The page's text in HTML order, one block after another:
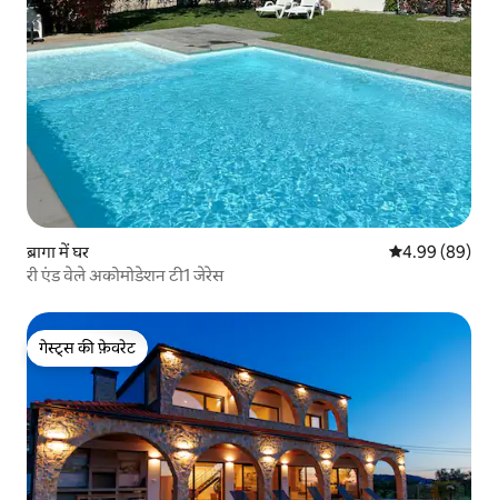
ब्रागा में घर औसत रेटिंग 5 में
4.99 (89)
री एंड वेले अकोमोडेशन टी1 जेरेस
गेस्ट्स की फ़ेवरेट
गेस्ट्स की फ़ेवरेट